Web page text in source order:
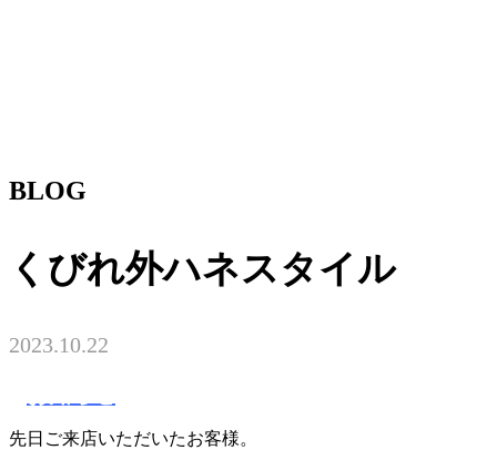
BLOG
くびれ外ハネスタイル
2023.10.22
先日ご来店いただいたお客様。